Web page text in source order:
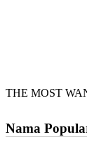
THE MOST
Nama